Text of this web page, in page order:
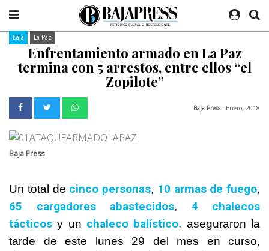
Baja La Paz
Enfrentamiento armado en La Paz
termina con 5 arrestos, entre ellos “el
Zopilote”
Baja Press - Enero, 2018
Baja Press
Un total de cinco personas, 10 armas de fuego,
65 cargadores abastecidos, 4 chalecos
tácticos y un chaleco balístico, aseguraron la
tarde de este lunes 29 del mes en curso,